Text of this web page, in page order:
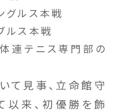
グルス本戦
ルス本戦
連テニス専門部の
て見事、立命館守
以来、初優勝を飾